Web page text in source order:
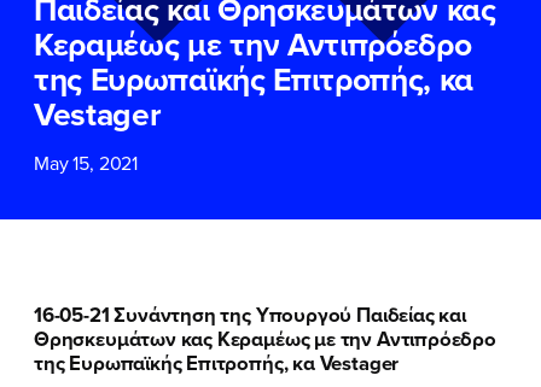
Κεραμέως με την Αντιπρόεδρο
της Ευρωπαϊκής Επιτροπής, κα
Vestager
May 15, 2021
16-05-21 Συνάντηση της Υπουργού Παιδείας και
Θρησκευμάτων κας Κεραμέως με την Αντιπρόεδρο
της Ευρωπαϊκής Επιτροπής, κα Vestager
ΕΠΙΘΕΤΟ*
ΤΗΛΕΦΩΝΟ
Δεδομένων
και τους τους
Όρους
Χρήσηςτου δικτυακού τόπου του
Πολιτικού Γραφείου της Βουλευτού
Νίκης Κεραμέως
ΕΠΙΘΕΤΟ*
ΤΗΛΕΦΩΝΟ
Δεδομένων
και τους τους
Όρους
Χρήσηςτου δικτυακού τόπου του
Πολιτικού Γραφείου της Βουλευτού
Νίκης Κεραμέως